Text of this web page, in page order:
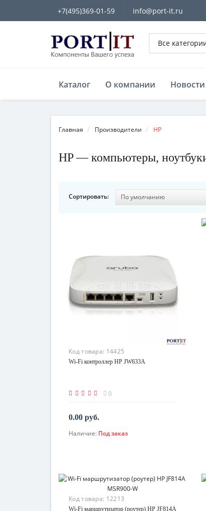
+7(495)369-01-59 info@port-it.ru
Все
Каталог О компании Новости
Главная Производители HP
HP — компьютеры,
Сортировать:
Код товара: 14425
Wi-Fi контроллер HP JW633A
0
0.00 руб.
По запросу
Наличие: Под заказ
Код товара: 12213
Wi-Fi маршрутизатор (роутер) HP JF814A